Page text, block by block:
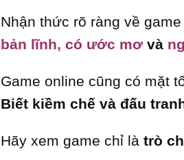
Nhận thức rõ ràng về
bản lĩnh, có ước mơvà
Game online cũng có mặt
Biết kiềm chế và đấu
Hãy xem game chỉ là trò